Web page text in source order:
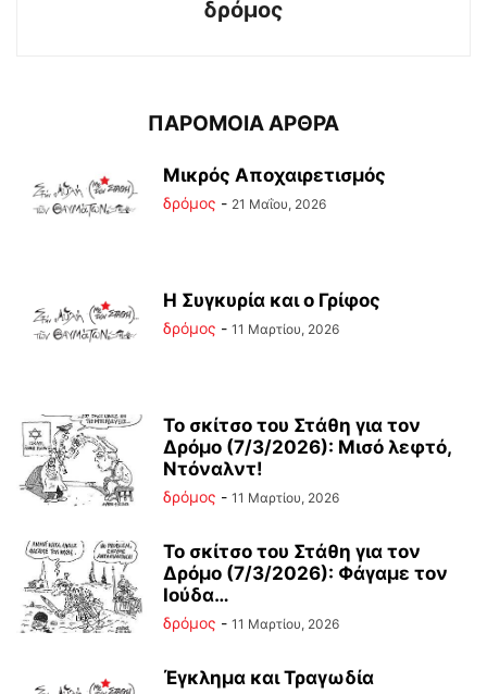
δρόμος
ΠΑΡΟΜΟΙΑ ΑΡΘΡΑ
Μικρός Αποχαιρετισμός
δρόμος - 21 Μαΐου, 2026
Η Συγκυρία και ο Γρίφος
δρόμος - 11 Μαρτίου, 2026
Το σκίτσο του Στάθη για τον
Δρόμο (7/3/2026): Μισό λεφτό,
Ντόναλντ!
δρόμος - 11 Μαρτίου, 2026
Το σκίτσο του Στάθη για τον
Δρόμο (7/3/2026): Φάγαμε τον
Ιούδα…
δρόμος - 11 Μαρτίου, 2026
Έγκλημα και Τραγωδία